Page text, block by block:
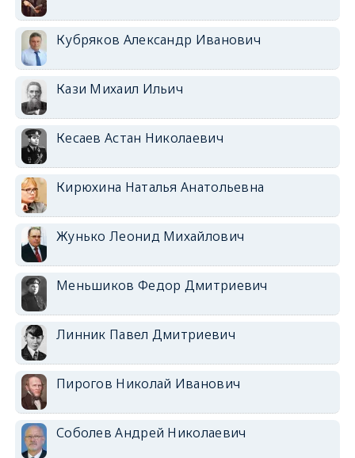
Кубряков Александр Иванович
Кази Михаил Ильич
Кесаев Астан Николаевич
Кирюхина Наталья Анатольевна
Жунько Леонид Михайлович
Меньшиков Федор Дмитриевич
Линник Павел Дмитриевич
Пирогов Николай Иванович
Соболев Андрей Николаевич